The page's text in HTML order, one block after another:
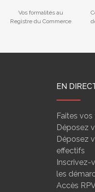
Vos formalités au
Registre du Commerce
EN
Faites
Déposez
Déposez
effectifs
Inscrivez-
les
Accès